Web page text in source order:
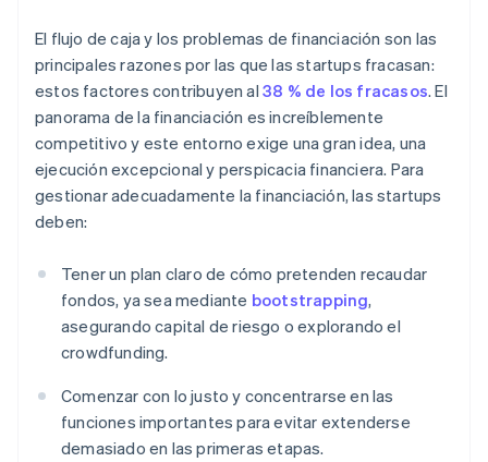
El flujo de caja y los problemas de financiación son las
principales razones por las que las startups fracasan:
estos factores contribuyen al 38 % de los fracasos. El
panorama de la financiación es increíblemente
competitivo y este entorno exige una gran idea, una
ejecución excepcional y perspicacia financiera. Para
gestionar adecuadamente la financiación, las startups
deben:
Tener un plan claro de cómo pretenden recaudar
fondos, ya sea mediante bootstrapping,
asegurando capital de riesgo o explorando el
crowdfunding.
Comenzar con lo justo y concentrarse en las
funciones importantes para evitar extenderse
demasiado en las primeras etapas.